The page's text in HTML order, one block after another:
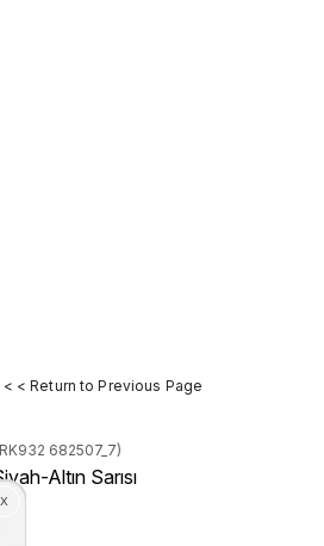
< < Return to Previous Page
682507_7)
Altın Sarısı